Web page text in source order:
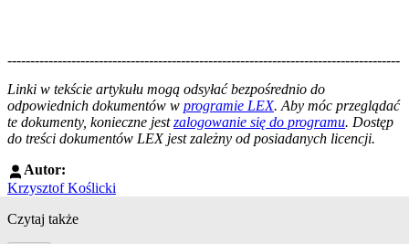
--------------------------------------------------------------------------------------
Linki w tekście artykułu mogą odsyłać bezpośrednio do
odpowiednich dokumentów w programie LEX. Aby móc przeglądać
te dokumenty, konieczne jestzalogowanie się do programu. Dostęp
do treści dokumentów LEX jest zależny od posiadanych licencji.
Autor:
Krzysztof Koślicki
Czytaj także